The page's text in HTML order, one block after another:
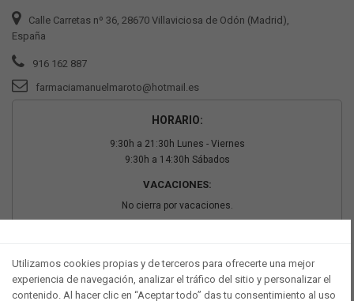
Calle Carretas nº 36, 28670 Villaviciosa de Odón (Madrid),
España
916 162 887
farmaciamanuelmaroto@hotmail.es
HORARIO:
9:30h a 21:30h Lunes - Viernes
9:30h a 14:30h Sábados
VACACIONES:
No cierra por vacaciones.
Utilizamos cookies propias y de terceros para ofrecerte una mejor
experiencia de navegación, analizar el tráfico del sitio y personalizar el
contenido. Al hacer clic en “Aceptar todo” das tu consentimiento al uso